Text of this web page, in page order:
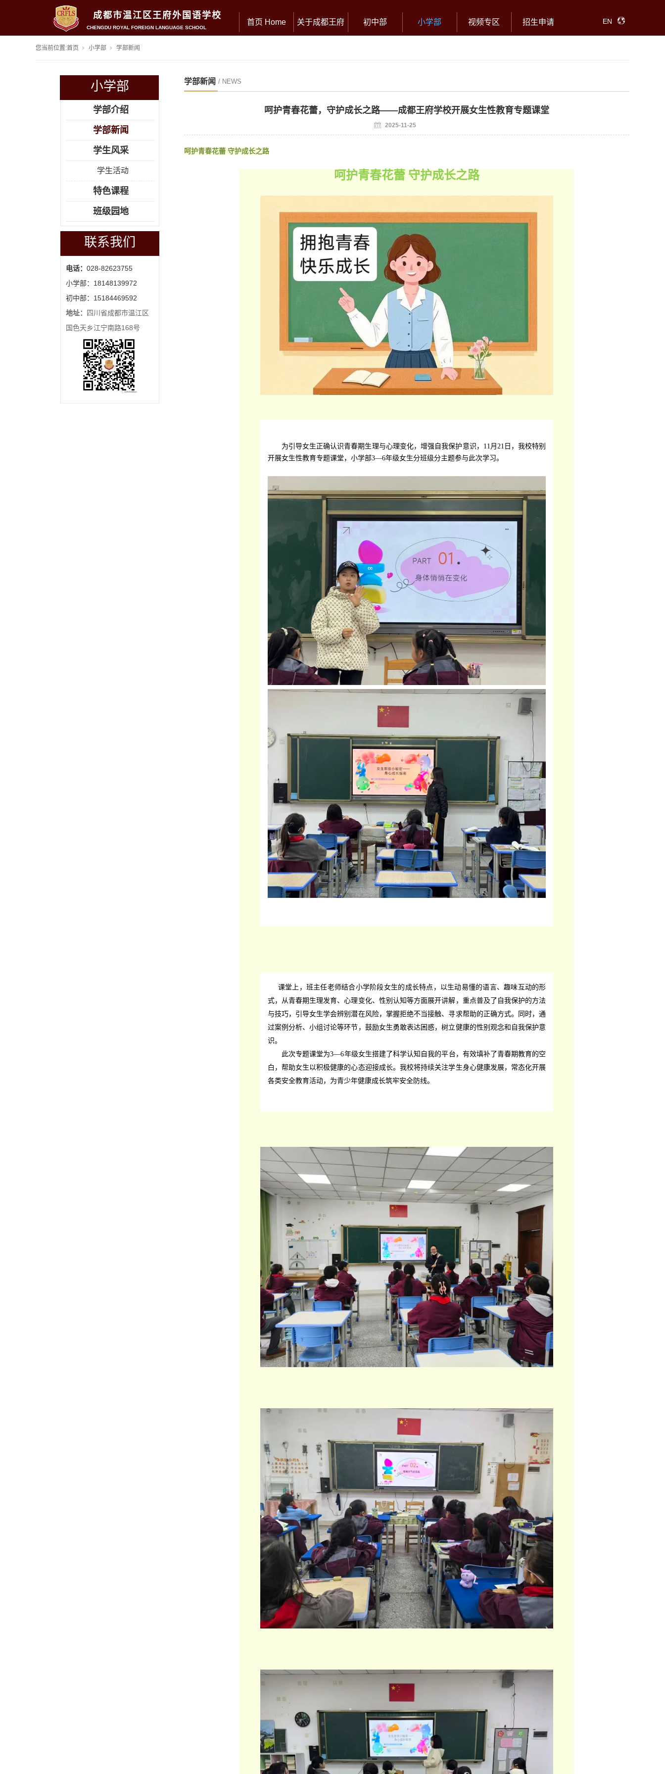
成都市温江区王府外国语学校
CHENGDU ROYAL FOREIGN LANGUAGE SCHOOL
首页 Home 关于成都王府 初中部 小学部 视频专区 招生申请 EN
您当前位置:首页 小学部 学部新闻
小学部
学部介绍
学部新闻
学生风采
学生活动
特色课程
班级园地
联系我们
电话： 028-82623755
小学部：18148139972
初中部：15184469592
地址：
四川省成都市温江区
国色天乡江宁南路168号
学部新闻 / NEWS
呵护青春花蕾，守护成长之路——成都王府学校开展女生性教育专题课堂
2025-11-25
呵护青春花蕾 守护成长之路
呵护青春花蕾 守护成长之路
为引导女生正确认识青春期生理与心理变化，增强自我保护意识，11月21日，我校特别
开展女生性教育专题课堂，小学部3—6年级女生分班级分主题参与此次学习。
课堂上，班主任老师结合小学阶段女生的成长特点，以生动易懂的语言、趣味互动的形
式，从青春期生理发育、心理变化、性别认知等方面展开讲解，重点普及了自我保护的方法
与技巧，引导女生学会辨别潜在风险，掌握拒绝不当接触、寻求帮助的正确方式。同时，通
过案例分析、小组讨论等环节，鼓励女生勇敢表达困惑，树立健康的性别观念和自我保护意
识。
此次专题课堂为3—6年级女生搭建了科学认知自我的平台，有效填补了青春期教育的空
白，帮助女生以积极健康的心态迎接成长。我校将持续关注学生身心健康发展，常态化开展
各类安全教育活动，为青少年健康成长筑牢安全防线。